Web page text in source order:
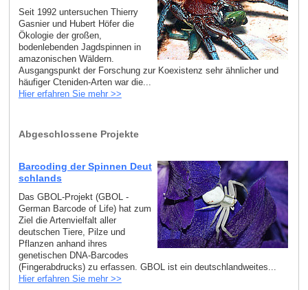
Seit 1992 untersuchen Thierry
Gasnier und Hubert Höfer die
Ökologie der großen,
bodenlebenden Jagdspinnen in
amazonischen Wäldern.
Ausgangspunkt der Forschung zur Koexistenz sehr ähnlicher und
häufiger Cteniden-Arten war die...
Hier erfahren Sie mehr >>
Abgeschlossene Projekte
Barcoding der Spinnen Deut
schlands
Das GBOL-Projekt (GBOL -
German Barcode of Life) hat zum
Ziel die Artenvielfalt aller
deutschen Tiere, Pilze und
Pflanzen anhand ihres
genetischen DNA-Barcodes
(Fingerabdrucks) zu erfassen. GBOL ist ein deutschlandweites...
Hier erfahren Sie mehr >>